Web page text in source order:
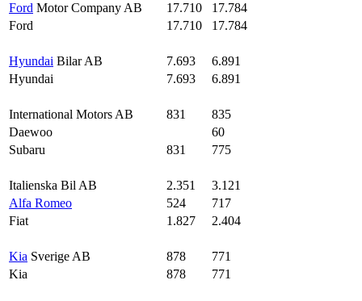
Ford Motor Company AB 17.710
17.784
Ford
17.710 17.784
Hyundai Bilar AB 7.693
6.891
Hyundai
7.693 6.891
International Motors AB 831
835
Daewoo
60
Subaru
831 775
Italienska Bil AB 2.351
3.121
Alfa Romeo
524
717
Fiat
1.827 2.404
Kia Sverige AB 878
771
Kia
878 771